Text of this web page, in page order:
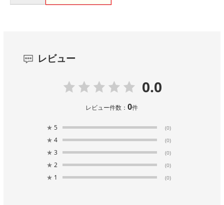
レビュー
0.0
レビュー件数：0件
★ 5 (0)
★ 4 (0)
★ 3 (0)
★ 2 (0)
★ 1 (0)